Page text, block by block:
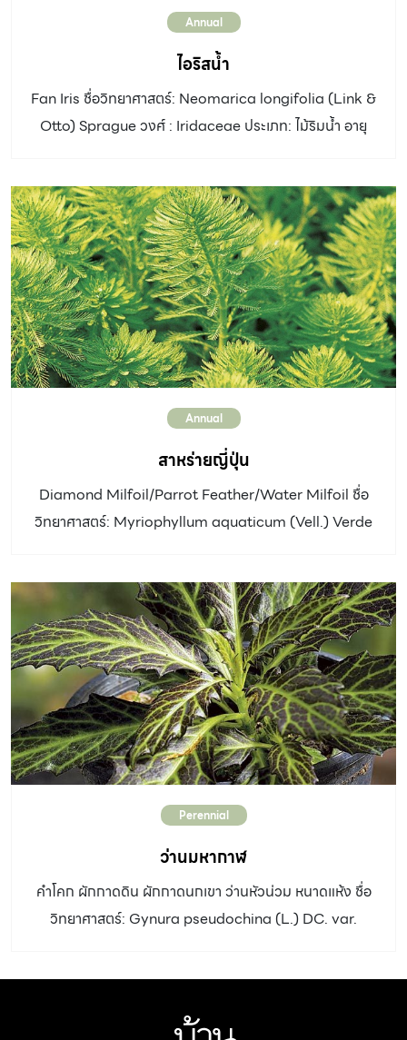
Annual
ไอริสน้ำ
Fan Iris ชื่อวิทยาศาสตร์: Neomarica longifolia (Link &
Otto) Sprague วงศ์ : Iridaceae ประเภท: ไม้ริมน้ำ อายุ
ยาวเรียวแหลม กว้าง 2.5 เซนติเมตร ยาว 30 เซนติเมตร
ดอก: ช่อดอกเป็นช่อกระจุกออกจากซอกใบ ชูตั้งขึ้น ดอก
ขนาด 5 – 8 เซนติเมตร กลีบดอกบาง มี 3 กลีบ สีเหลือง โคน
กลีบมีจุดเล็ก ๆ สีน้ำตาล ดอกบานเพียงวันเดียวตั้งแต่ช่วง
สายถึงบ่าย ทยอยบานทีละ 1 – 2 […]
Annual
สาหร่ายญี่ปุ่น
Diamond Milfoil/Parrot Feather/Water Milfoil ชื่อ
วิทยาศาสตร์: Myriophyllum aquaticum (Vell.) Verde
เจริญเป็นกลุ่มสูง 15 – 20 เซนติเมตร ใบ: แตกเป็นเส้นฝอย
รอบกิ่ง ยาว 1 เซนติเมตร สีเขียวอ่อน ถ้าปลูกในที่แสงแดด
รำไร ต้นจะยืดยาวไม่เป็นพุ่มแน่น ดอก: ดอกแยกเพศ ออกตาม
ซอกใบ แต่มักไม่พบ ดิน: ดินเหนียว ระดับน้ำ 10-30 ซม.
แสงแดด: เต็มวัน ขยายพันธุ์: ปักชำกิ่ง การใช้งานและอื่นๆ:
เป็นวัชพืชที่ร้ายแรง ปัจจุบันนิยมปลูกในภาชนะขนาดเล็ก เมื่อ
มีหยดน้ำเกาะที่ปลายใบจะดูสวยงาม
Perennial
ว่านมหากาฬ
คำโคก ผักกาดดิน ผักกาดนกเขา ว่านหัวน่วม หนาดแห้ง ชื่อ
วิทยาศาสตร์: Gynura pseudochina (L.) DC. var.
ปลายใบแหลม ขอบใบจักลึกเป็นพูตื้น สีเขียวเข้มปนน้ำตาล